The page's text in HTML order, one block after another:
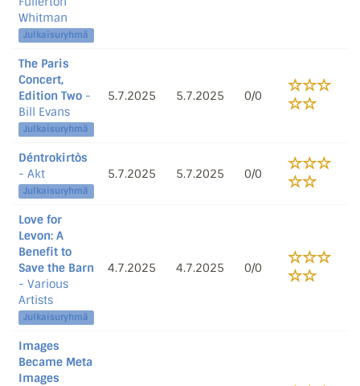
Whitman
Julkaisuryhmä
The Paris
Concert,
Edition Two -
Bill Evans
Julkaisuryhmä
5.7.2025 5.7.2025 0/0
Déntrokirtòs
- Akt
Julkaisuryhmä
5.7.2025 5.7.2025 0/0
Love for
Levon: A
Benefit to
Save the Barn
- Various
Artists
Julkaisuryhmä
4.7.2025 4.7.2025 0/0
Images
Became Meta
Images